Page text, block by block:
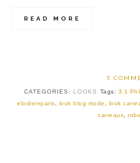
READ MORE
5
CATEGORIES: LOOKS Tags: 3.1
elodieinparis, look blog mode , look
carreaux,